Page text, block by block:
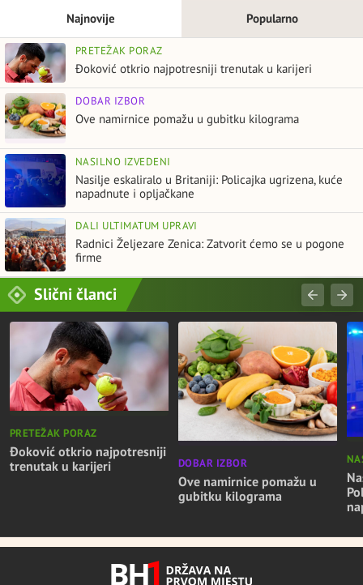
Najnovije Popularno
PRETEŽAK PORAZ
Đoković otkrio najpotresniji trenutak u karijeri
DOBAR IZBOR
Ove namirnice pomažu u gubitku kilograma
NASILNO IZVEDENI
Nasilje eskaliralo u Britaniji: Policajka ugrizena, kuće
napadnute i opljačkane
DALI ULTIMATUM UPRAVI
Radnici Željezare Zenica: Zatvorit ćemo se u pogone
firme
Slični članci
PRETEŽAK PORAZ
Đoković otkrio najpotresniji
trenutak u karijeri
DOBAR IZBOR
Ove namirnice pomažu u
gubitku kilograma